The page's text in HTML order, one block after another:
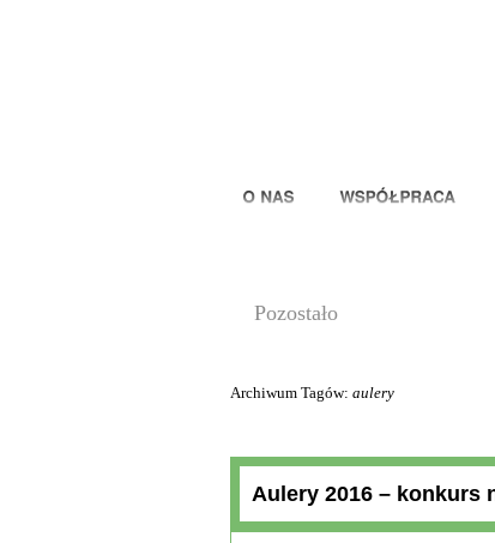
Pozostało
Archiwum Tagów: aulery
Aulery 2016 – konkurs